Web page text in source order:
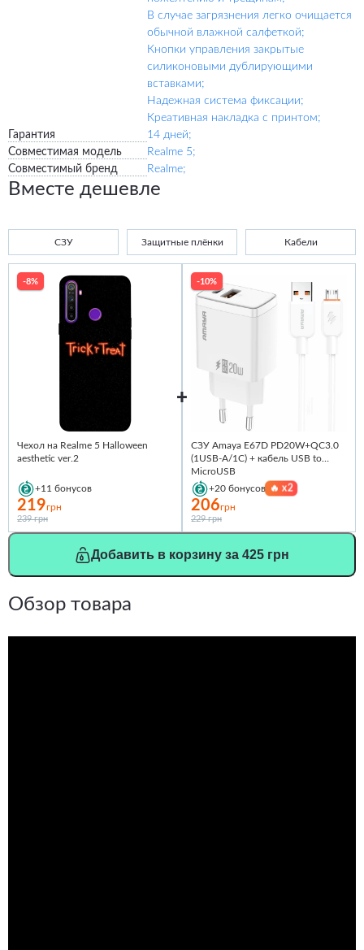
В случае загрязнения легко очищается
обычной влажной салфеткой;
Кнопки управления закрытые
силиконовыми дублирующими
вставками;
Надежная система фиксации;
Креативная накладка с принтом;
Гарантия
14 дней;
Совместимая модель
Realme 5;
Совместимый бренд
Realme;
Вместе дешевле
СЗУ Защитные плёнки Кабели
-8%
Чехол на Realme 5 Halloween
aesthetic ver.2
+11 бонусов
219грн
239 грн
-10%
СЗУ Amaya E67D PD20W+QC3.0
(1USB-A/1C) + кабель USB to
MicroUSB
+20 бонусов 🔥x2
206грн
229 грн
Добавить в корзину за 425 грн
Обзор товара